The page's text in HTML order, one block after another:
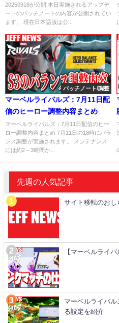
20250918が公開 本日実施されるアップデ
ートのパッチノートの内容が公開されてい
ます。 現在日本語版は公...
パッチノート/調整
マーベルライバルズ：7月11日配
信のヒーロー調整内容まとめ
マーベルライバルズ：7月11日配信のヒー
ロー調整内容まとめ 7月11日の18時にバラ
ンス調整が実施されます。 メンテナンス
には約2～3時間か...
先週の人気記事
サイト移転のおし
【マーベルライ
マーベルライバ
る設定を紹介